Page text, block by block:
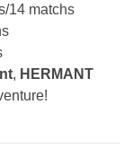
14 matchs
, HERMANT